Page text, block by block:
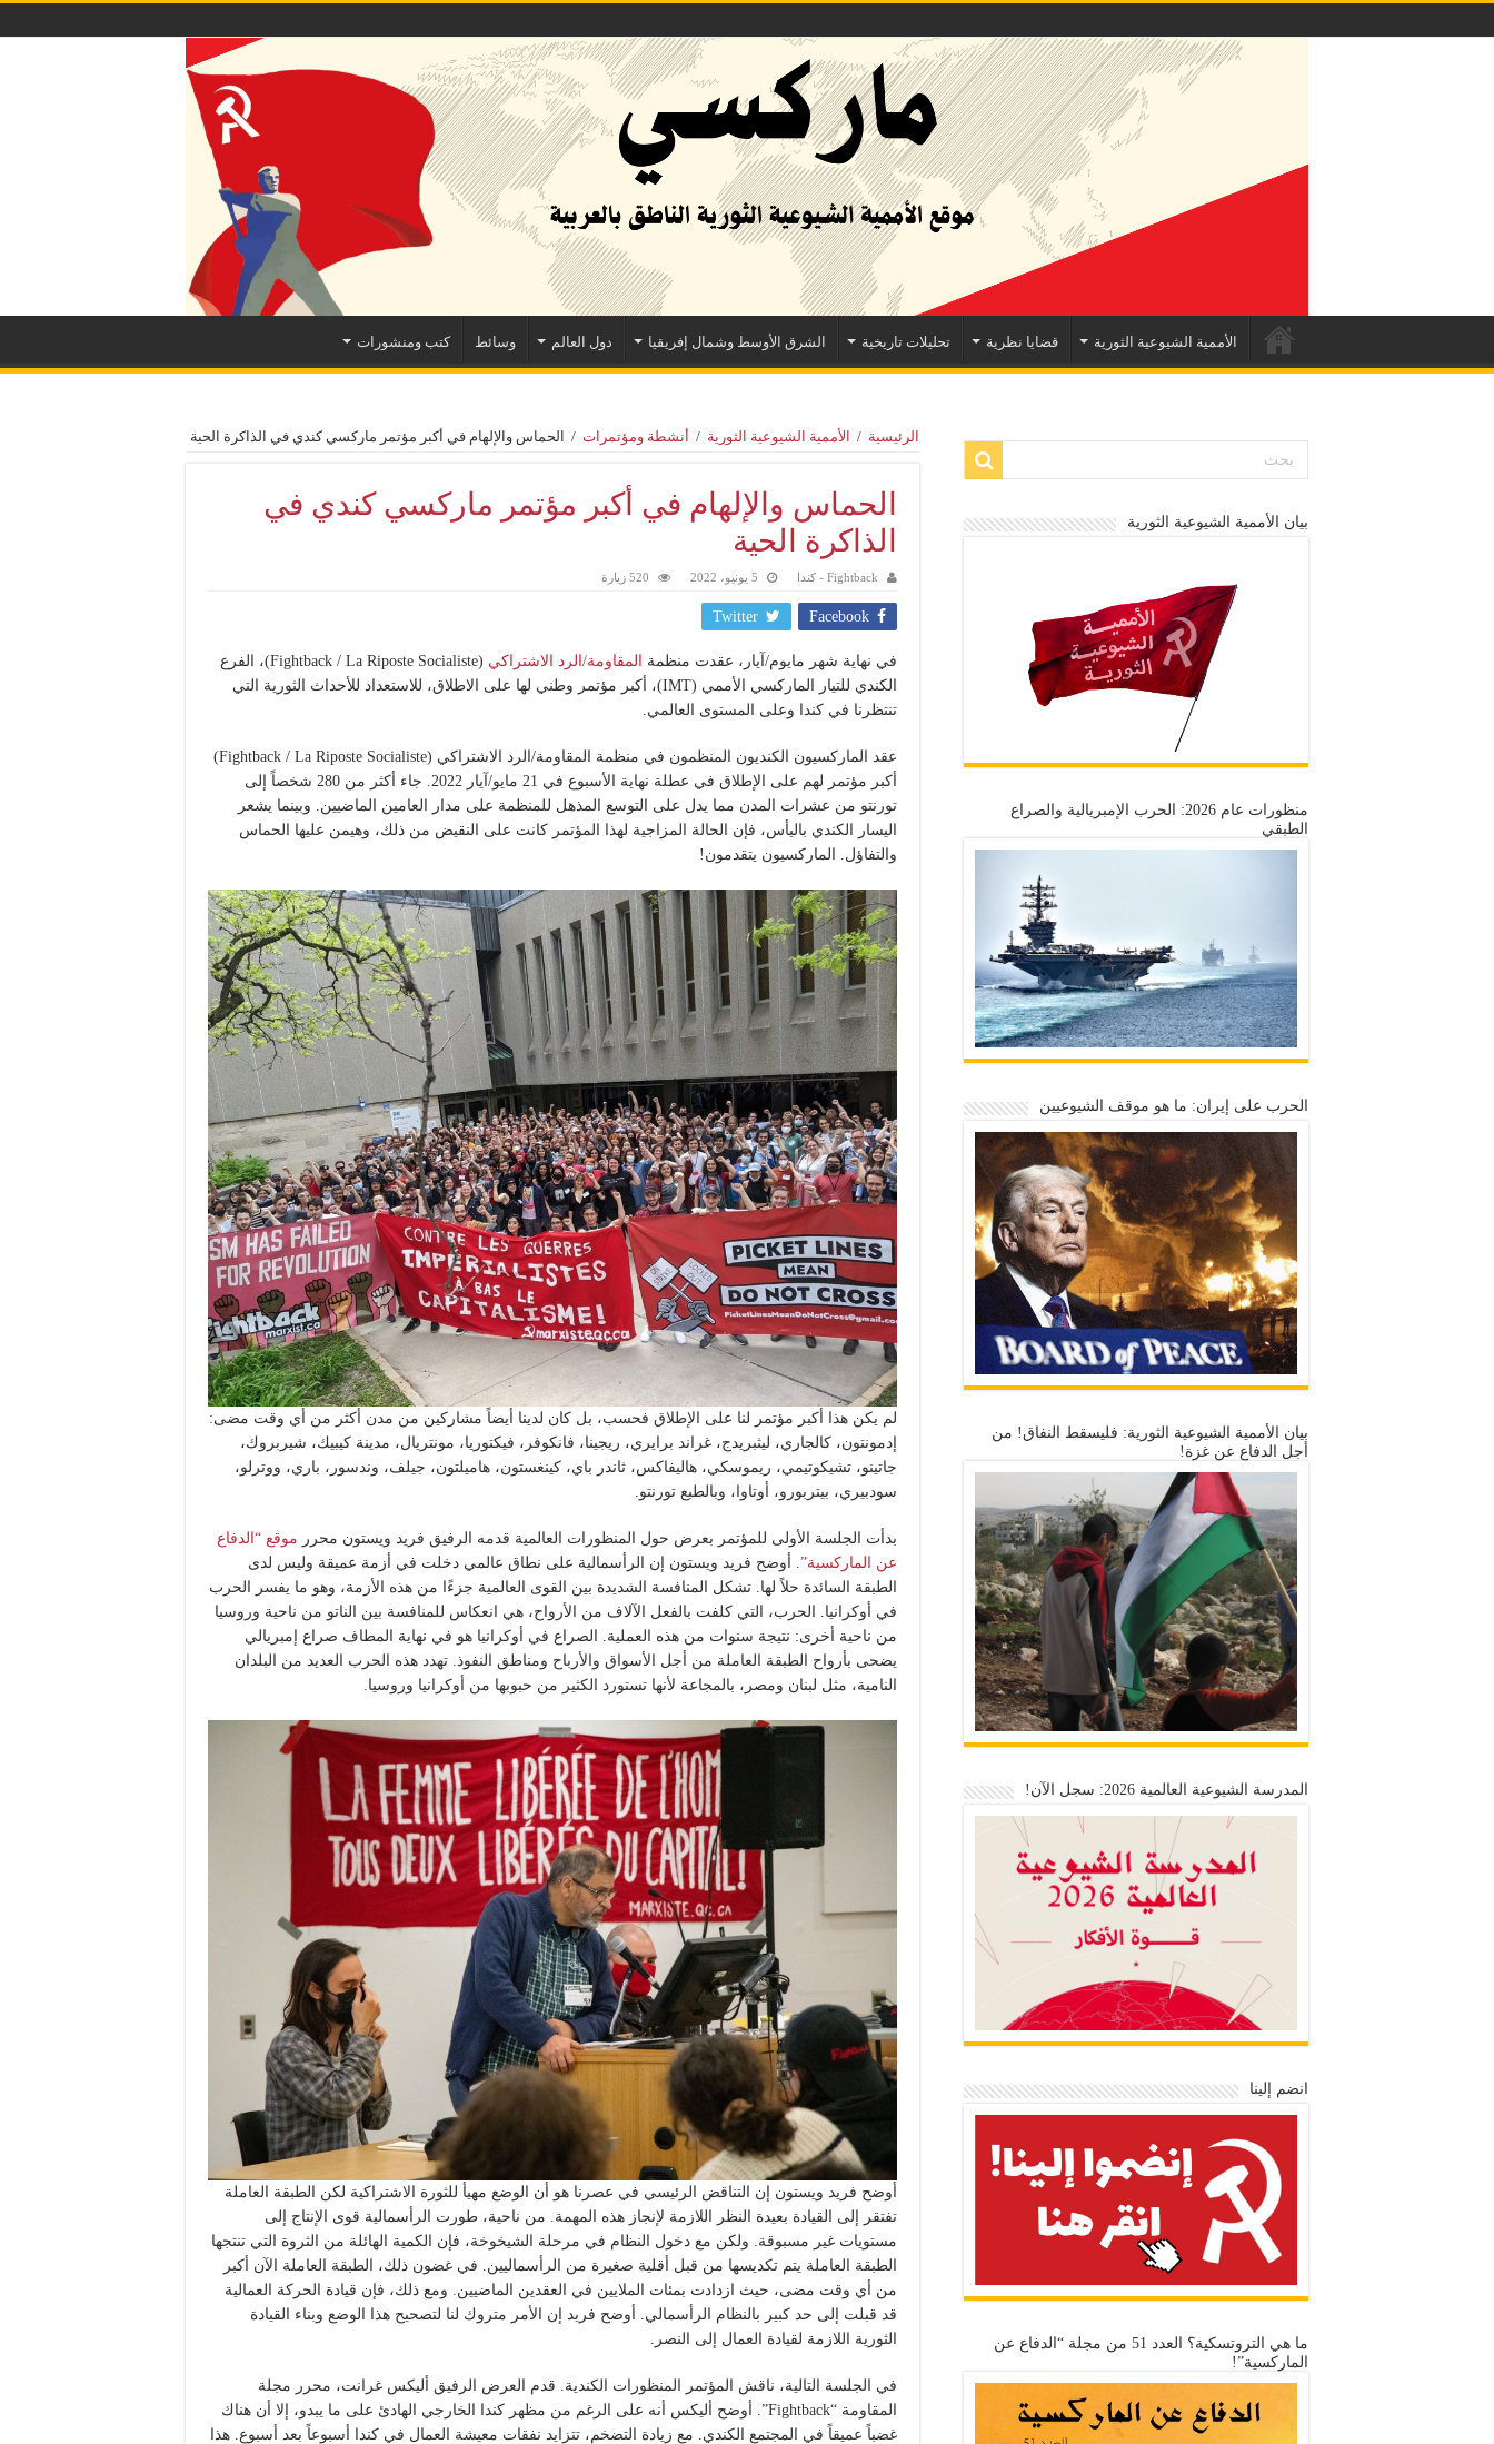
الأممية الشيوعية الثورية قضايا نظرية تحليلات تاريخية الشرق الأوسط وشمال إفريقيا دول العالم وسائط كتب ومنشورات
الرئيسية / الأممية الشيوعية الثورية / أنشطة ومؤتمرات / الحماس والإلهام في أكبر مؤتمر ماركسي كندي في الذاكرة الحية
الحماس والإلهام في أكبر مؤتمر ماركسي كندي في
الذاكرة الحية
Fightback - كندا 5 يونيو، 2022 520 زيارة
Facebook
Twitter
في نهاية شهر مايوم/آيار، عقدت منظمة المقاومة/الرد الاشتراكي
(Fightback / La Riposte Socialiste)، الفرع
الكندي للتيار الماركسي الأممي (IMT)، أكبر مؤتمر وطني لها على الاطلاق، للاستعداد للأحداث الثورية التي
تنتظرنا في كندا وعلى المستوى العالمي.
عقد الماركسيون الكنديون المنظمون في منظمة المقاومة/الرد الاشتراكي (Fightback / La Riposte Socialiste)
أكبر مؤتمر لهم على الإطلاق في عطلة نهاية الأسبوع في 21 مايو/آيار 2022. جاء أكثر من 280 شخصاً إلى
تورنتو من عشرات المدن مما يدل على التوسع المذهل للمنظمة على مدار العامين الماضيين. وبينما يشعر
اليسار الكندي باليأس، فإن الحالة المزاجية لهذا المؤتمر كانت على النقيض من ذلك، وهيمن عليها الحماس
والتفاؤل. الماركسيون يتقدمون!
لم يكن هذا أكبر مؤتمر لنا على الإطلاق فحسب، بل كان لدينا أيضاً مشاركين من مدن أكثر من أي وقت مضى:
إدمونتون، كالجاري، ليثبريدج، غراند برايري، ريجينا، فانكوفر، فيكتوريا، مونتريال، مدينة كيبيك، شيربروك،
جاتينو، تشيكوتيمي، ريموسكي، هاليفاكس، ثاندر باي، كينغستون، هاميلتون، جيلف، وندسور، باري، ووترلو،
سودبيري، بيتربورو، أوتاوا، وبالطبع تورنتو.
بدأت الجلسة الأولى للمؤتمر بعرض حول المنظورات العالمية قدمه الرفيق فريد ويستون محرر موقع “الدفاع
عن الماركسية” . أوضح فريد ويستون إن الرأسمالية على نطاق عالمي دخلت في أزمة عميقة وليس لدى
الطبقة السائدة حلاً لها. تشكل المنافسة الشديدة بين القوى العالمية جزءًا من هذه الأزمة، وهو ما يفسر الحرب
في أوكرانيا. الحرب، التي كلفت بالفعل الآلاف من الأرواح، هي انعكاس للمنافسة بين الناتو من ناحية وروسيا
من ناحية أخرى: نتيجة سنوات من هذه العملية. الصراع في أوكرانيا هو في نهاية المطاف صراع إمبريالي
يضحى بأرواح الطبقة العاملة من أجل الأسواق والأرباح ومناطق النفوذ. تهدد هذه الحرب العديد من البلدان
النامية، مثل لبنان ومصر، بالمجاعة لأنها تستورد الكثير من حبوبها من أوكرانيا وروسيا.
أوضح فريد ويستون إن التناقض الرئيسي في عصرنا هو أن الوضع مهيأ للثورة الاشتراكية لكن الطبقة العاملة
تفتقر إلى القيادة بعيدة النظر اللازمة لإنجاز هذه المهمة. من ناحية، طورت الرأسمالية قوى الإنتاج إلى
مستويات غير مسبوقة. ولكن مع دخول النظام في مرحلة الشيخوخة، فإن الكمية الهائلة من الثروة التي تنتجها
الطبقة العاملة يتم تكديسها من قبل أقلية صغيرة من الرأسماليين. في غضون ذلك، الطبقة العاملة الآن أكبر
من أي وقت مضى، حيث ازدادت بمئات الملايين في العقدين الماضيين. ومع ذلك، فإن قيادة الحركة العمالية
قد قبلت إلى حد كبير بالنظام الرأسمالي. أوضح فريد إن الأمر متروك لنا لتصحيح هذا الوضع وبناء القيادة
الثورية اللازمة لقيادة العمال إلى النصر.
في الجلسة التالية، ناقش المؤتمر المنظورات الكندية. قدم العرض الرفيق أليكس غرانت، محرر مجلة
المقاومة “Fightback”. أوضح أليكس أنه على الرغم من مظهر كندا الخارجي الهادئ على ما يبدو، إلا أن هناك
غضباً عميقاً في المجتمع الكندي. مع زيادة التضخم، تتزايد نفقات معيشة العمال في كندا أسبوعاً بعد أسبوع. هذا
بيان الأممية الشيوعية الثورية
منظورات عام 2026: الحرب الإمبريالية والصراع
الطبقي
الحرب على إيران: ما هو موقف الشيوعيين
بيان الأممية الشيوعية الثورية: فليسقط النفاق! من
أجل الدفاع عن غزة!
المدرسة الشيوعية العالمية 2026: سجل الآن!
انضم إلينا
ما هي التروتسكية؟ العدد 51 من مجلة “الدفاع عن
الماركسية”!